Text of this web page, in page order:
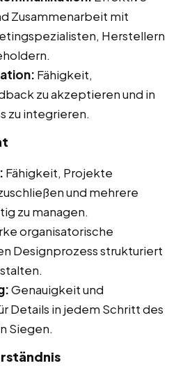
Zusammenarbeit mit
Herstellern
Fähigkeit,
zu akzeptieren und in
zu integrieren.
Fähigkeit, Projekte
und mehrere
zu managen.
organisatorische
Designprozess strukturiert
Genauigkeit und
Details in jedem Schritt des
Siegen.